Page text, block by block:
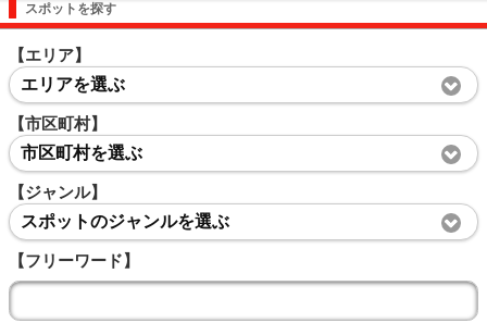
スポットを探す
【エリア】
エリアを選ぶ
【市区町村】
市区町村を選ぶ
【ジャンル】
スポットのジャンルを選ぶ
【フリーワード】